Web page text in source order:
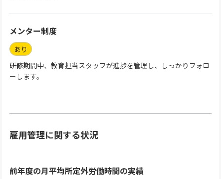
メンター制度
あり
研修期間中、教育担当スタッフが進捗を管理し、しっかりフォロ
ーします。
雇用管理に関する状況
前年度の月平均所定外労働時間の実績